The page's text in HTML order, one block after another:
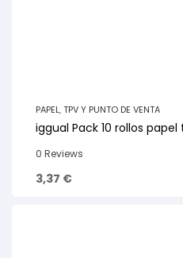
PAPEL,TPV Y PUNTO DE VENTA
iggual Pack 10 rollos
0 Reviews
3,37 €